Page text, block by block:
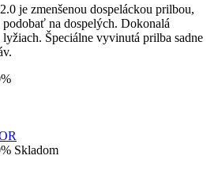
je zmenšenou dospeláckou prilbou,
podobať na dospelých. Dokonalá
lyžiach. Špeciálne vyvinutá prilba sadne
Skladom